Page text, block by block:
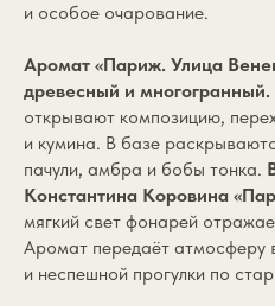
и особое очарование.
Аромат «Париж. Улица
древесный и многогранный.
открывают композицию,
и кумина. В базе
пачули, амбра и бобы тонка.
Константина Коровина
мягкий свет фонарей
Аромат передаёт атмосферу
и неспешной прогулки по